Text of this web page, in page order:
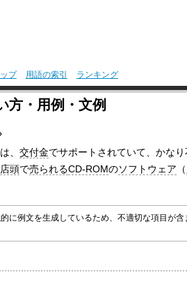
プ 用語の索引 ランキング
方・用例・文例
は、 交付金でサポートされていて、かなり
店頭で売られるCD-ROMのソフトウェア （
に例文を生成しているため、不適切な項目が